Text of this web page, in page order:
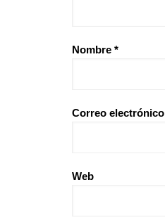
Nombre *
Correo electrónico
Web